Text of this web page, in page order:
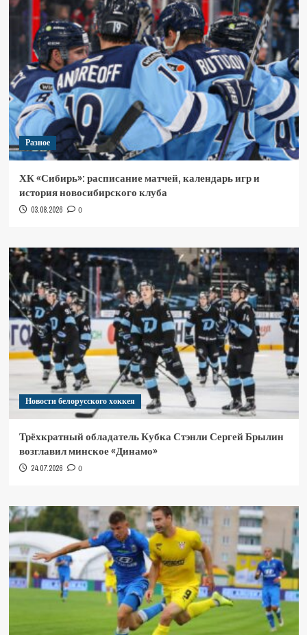
Разное
ХК «Сибирь»: расписание матчей, календарь игр и
история новосибирского клуба
03.08.2026 0
Новости белорусского хоккея
Трёхкратный обладатель Кубка Стэнли Сергей Брылин
возглавил минское «Динамо»
24.07.2026 0